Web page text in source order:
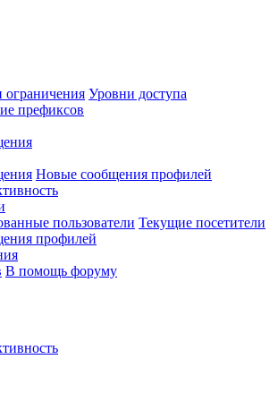
Уровни доступа
префиксов
Новые сообщения профилей
пользователи Текущие посетители
профилей
В помощь форуму